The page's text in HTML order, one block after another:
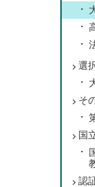
選
そ
国
認